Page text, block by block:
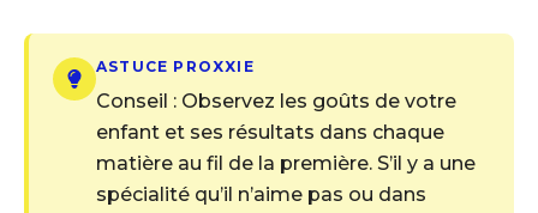
ASTUCE PROXXIE
Conseil : Observez les goûts de votre
enfant et ses résultats dans chaque
matière au fil de la première. S’il y a une
spécialité qu’il n’aime pas ou dans